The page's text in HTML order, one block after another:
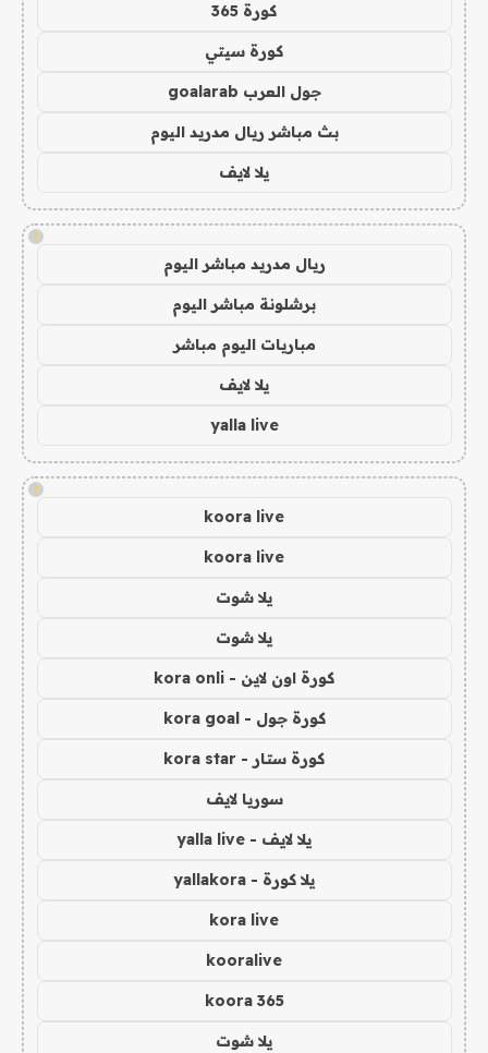
كورة 365
كورة سيتي
جول العرب goalarab
بث مباشر ريال مدريد اليوم
يلا لايف
!
ريال مدريد مباشر اليوم
برشلونة مباشر اليوم
مباريات اليوم مباشر
يلا لايف
yalla live
!
koora live
koora live
يلا شوت
يلا شوت
كورة اون لاين - kora onli
كورة جول - kora goal
كورة ستار - kora star
سوريا لايف
يلا لايف - yalla live
يلا كورة - yallakora
kora live
kooralive
koora 365
يلا شوت